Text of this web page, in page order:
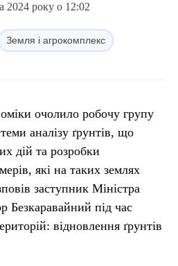
2024 року о 12:02
Земля і агрокомплекс
очолило робочу групу
аналізу ґрунтів, що
дій та розробки
які на таких землях
заступник Міністра
Безкаравайний під час
відновлення ґрунтів